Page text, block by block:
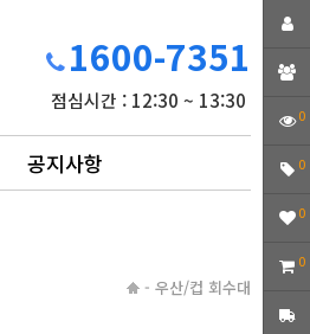
1600-7351
점심시간 : 12:30 ~ 13:30
공지사항
- 우산/컵 회수대
0
0
0
0